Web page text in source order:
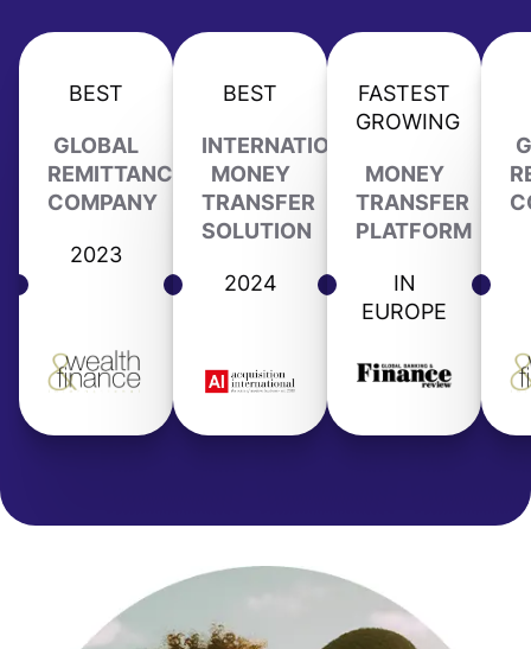
BEST
GLOBAL
REMITTANCE
COMPANY
2023
BEST
INTERNATIONAL
MONEY
TRANSFER
SOLUTION
2024
FASTEST
GROWING
MONEY
TRANSFER
PLATFORM
IN
EUROPE